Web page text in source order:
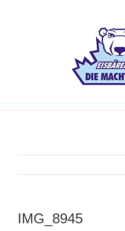
IMG_8945